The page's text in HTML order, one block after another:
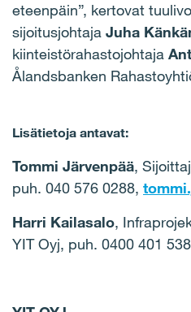
eteenpäin”, kertovat
sijoitusjohtaja Juha
kiinteistörahastojohtaja
Ålandsbanken
Lisätietoja antavat:
Tommi Järvenpää,
puh. 040 576 0288,
Harri Kailasalo,
YIT Oyj, puh. 0400 401